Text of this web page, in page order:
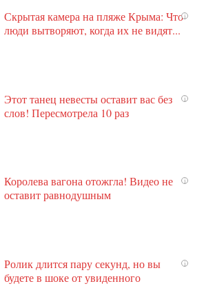
i
Скрытая камера на пляже Крыма: Что
люди вытворяют, когда их не видят...
i
Этот танец невесты оставит вас без
слов! Пересмотрела 10 раз
i
Королева вагона отожгла! Видео не
оставит равнодушным
i
Ролик длится пару секунд, но вы
будете в шоке от увиденного